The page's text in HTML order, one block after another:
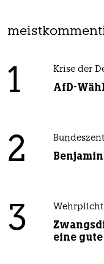
1 Krise der
AfD-
2
3
eine